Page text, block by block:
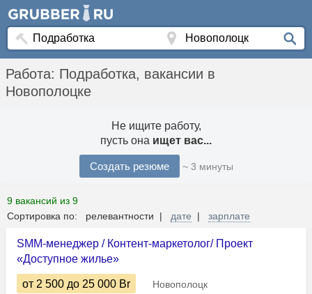
Работа: Подработка, вакансии в
Новополоцке
Не ищите работу,
пусть она ищет вас...
Создать резюме ~ 3 минуты
9 вакансий из 9
Сортировка по: релевантности | дате | зарплате
SMM-менеджер / Контент-маркетолог/ Проект
«Доступное жилье»
от 2 500 до 25 000 Br
Новополоцк